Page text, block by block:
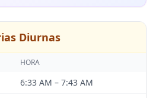
Diurnas
HORA
6:33 AM – 7:43 AM